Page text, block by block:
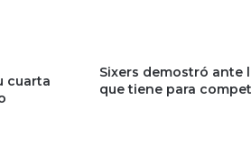
cuarta
Sixers demostró ante
que tiene para